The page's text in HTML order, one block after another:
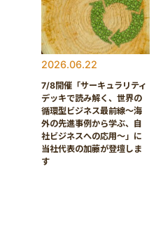
2026.06.22
7/8開催「サーキュラリティ
デッキで読み解く、世界の
循環型ビジネス最前線〜海
外の先進事例から学ぶ、自
社ビジネスへの応用〜」に
当社代表の加藤が登壇しま
す